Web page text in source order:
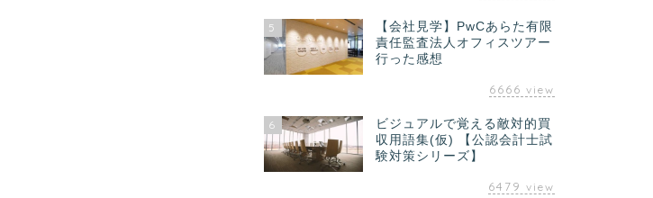
5
【会社見学】PwCあらた有限
責任監査法人オフィスツアー
行った感想
6666 view
6
ビジュアルで覚える敵対的買
収用語集(仮) 【公認会計士試
験対策シリーズ】
6479 view